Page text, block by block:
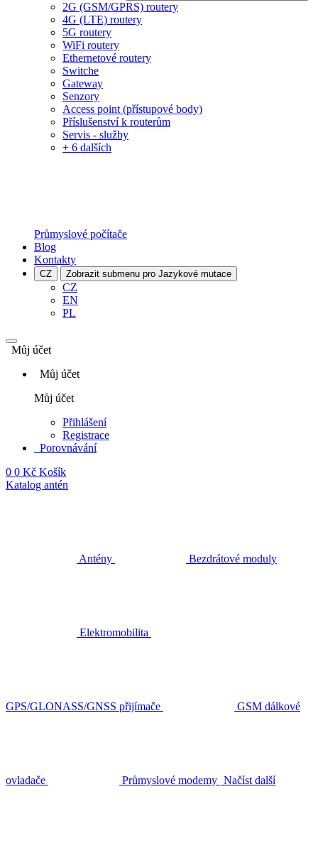
2G (GSM/GPRS) routery
4G (LTE) routery
5G routery
WiFi routery
Ethernetové routery
Switche
Gateway
Senzory
Access point (přístupové body)
Příslušenství k routerům
Servis - služby
+ 6 dalších
Průmyslové počítače
Blog
Kontakty
CZ Zobrazit submenu pro Jazykové mutace
CZ
EN
PL
Můj účet
Můj účet
Můj účet
Přihlášení
Registrace
Porovnávání
0 0 Kč Košík
Katalog antén
Antény Bezdrátové moduly
Elektromobilita
GPS/GLONASS/GNSS přijímače GSM dálkové
ovladače Průmyslové modemy Načíst další